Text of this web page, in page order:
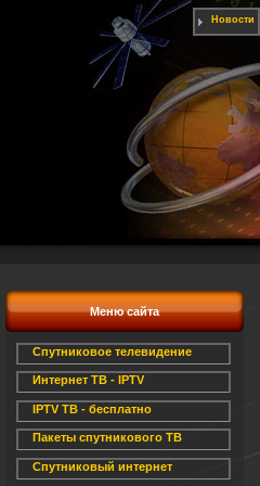
Новости
Меню сайта
Спутниковое телевидение
Интернет ТВ - IPTV
IPTV ТВ - бесплатно
Пакеты спутникового ТВ
Спутниковый интернет